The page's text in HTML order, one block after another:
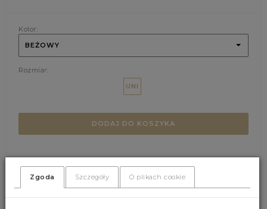
Kolor:
BEŻOWY
Rozmiar:
UNI
DODAJ DO KOSZYKA
(0)
Zgoda Szczegóły O plikach cookie